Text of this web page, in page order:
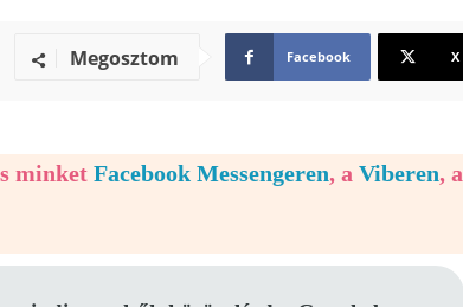
Megosztom Facebook X
minket Facebook Messengeren, a Viberen, a